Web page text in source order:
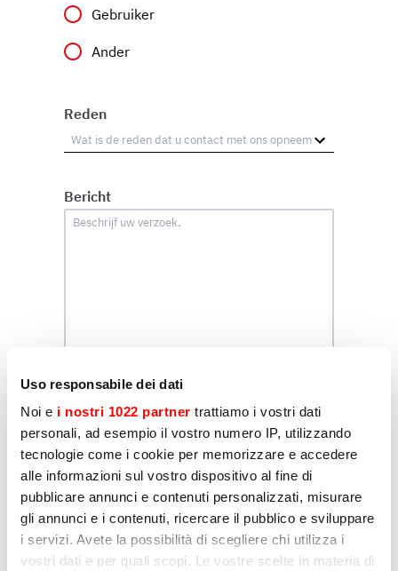
Uso responsabile dei dati
Noi e i nostri 1022 partner trattiamo i vostri dati
personali, ad esempio il vostro numero IP, utilizzando
tecnologie come i cookie per memorizzare e accedere
alle informazioni sul vostro dispositivo al fine di
pubblicare annunci e contenuti personalizzati, misurare
gli annunci e i contenuti, ricercare il pubblico e sviluppare
i servizi. Avete la possibilità di scegliere chi utilizza i
vostri dati e per quali scopi. Le vostre scelte in materia di
Gebruiker
Ander
Reden
Bericht
Ik geef hierbij toestemming voor de verwerking
van mijn persoonlijke gegevens door Sirman
met als doel het verzenden van communicatie
voor marketingdoeleinden, zoals aangegeven
in subsectie D) en E) van het Privacybeleid.
Ja
Nee